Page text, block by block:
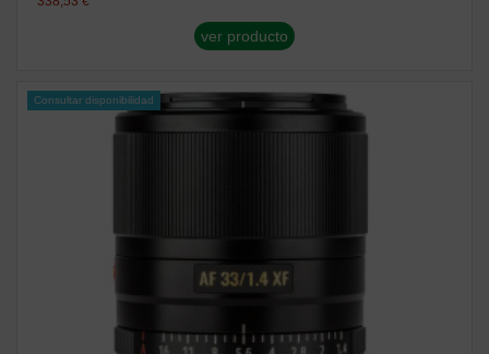
ver producto
Consultar disponibilidad